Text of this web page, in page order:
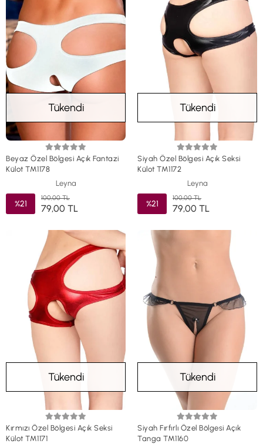
Tükendi
Beyaz Özel Bölgesi Açık Fantazi
Külot TM1178
Leyna
%21
100,00 TL
79,00 TL
Tükendi
Siyah Özel Bölgesi Açık Seksi
Külot TM1172
Leyna
%21
100,00 TL
79,00 TL
Tükendi
Kırmızı Özel Bölgesi Açık Seksi
Külot TM1171
Tükendi
Siyah Fırfırlı Özel Bölgesi Açık
Tanga TM1160